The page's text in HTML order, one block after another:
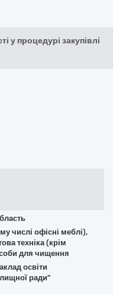
у процедурі закупівлі
числі офісні меблі),
техніка (крім
для чищення
освіти
ради"